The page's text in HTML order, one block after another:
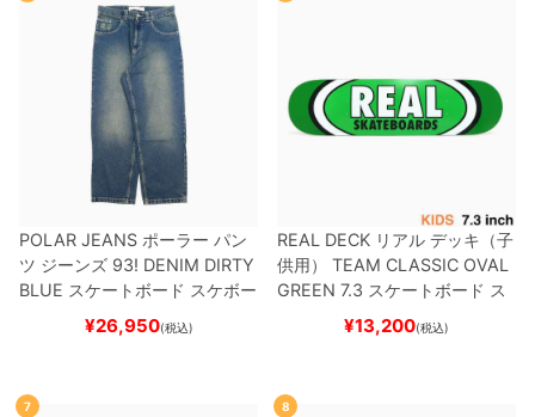
POLAR JEANS ポーラー パン
ツ ジーンズ 93! DENIM DIRTY
BLUE スケートボード スケボー
¥26,950(税込)
REAL DECK リアル デッキ（子
供用）
TEAM CLASSIC OVAL
GREEN 7.3 スケートボード ス
¥13,200(税込)
7 8